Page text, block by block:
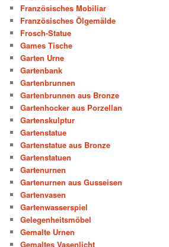
Französisches Mobiliar
Französisches Ölgemälde
Frosch-Statue
Games Tische
Garten Urne
Gartenbank
Gartenbrunnen
Gartenbrunnen aus Bronze
Gartenhocker aus Porzellan
Gartenskulptur
Gartenstatue
Gartenstatue aus Bronze
Gartenstatuen
Gartenurnen
Gartenurnen aus Gusseisen
Gartenvasen
Gartenwasserspiel
Gelegenheitsmöbel
Gemalte Urnen
Gemaltes Vasenlicht